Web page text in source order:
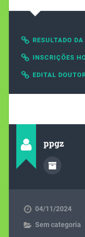
RESULTADO
INSCRIÇÕES
EDITAL
ppgz
04/11/2024
Sem categoria